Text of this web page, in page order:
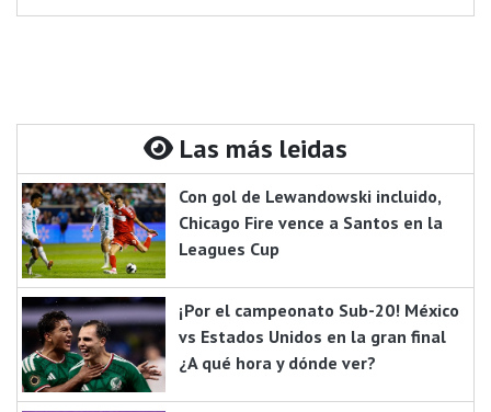
Las más leidas
Con gol de Lewandowski incluido,
Chicago Fire vence a Santos en la
Leagues Cup
¡Por el campeonato Sub-20! México
vs Estados Unidos en la gran final
¿A qué hora y dónde ver?